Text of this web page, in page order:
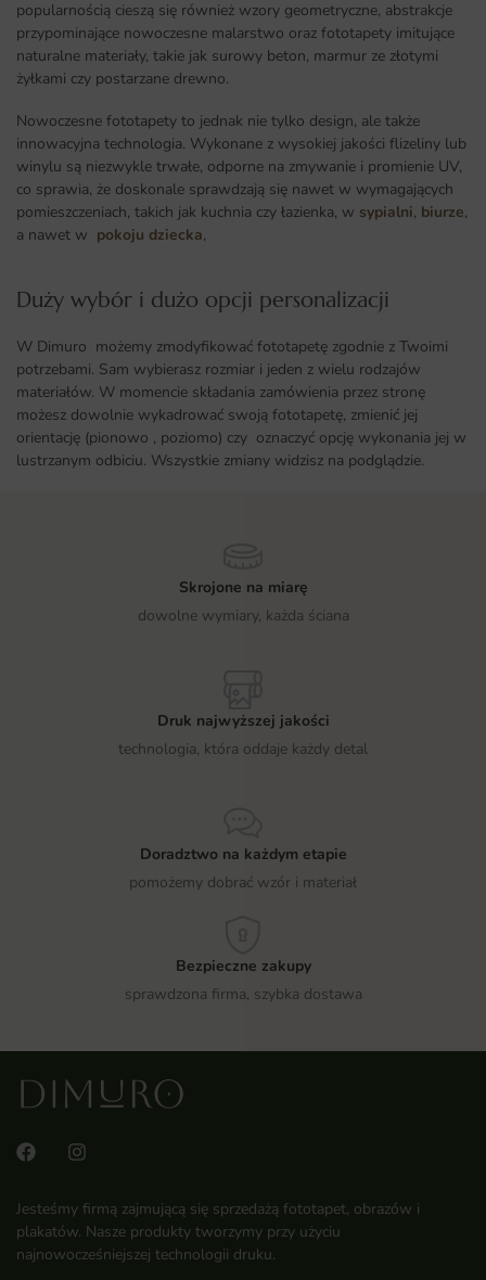
popularnością cieszą się również wzory geometryczne, abstrakcje
przypominające nowoczesne malarstwo oraz fototapety imitujące
naturalne materiały, takie jak surowy beton, marmur ze złotymi
żyłkami czy postarzane drewno.
Nowoczesne fototapety to jednak nie tylko design, ale także
innowacyjna technologia. Wykonane z wysokiej jakości flizeliny lub
winylu są niezwykle trwałe, odporne na zmywanie i promienie UV,
co sprawia, że doskonale sprawdzają się nawet w wymagających
pomieszczeniach, takich jak kuchnia czy łazienka, w sypialni, biurze,
a nawet w pokoju dziecka,
Duży wybór i dużo opcji personalizacji ​
W Dimuro możemy zmodyfikować fototapetę zgodnie z Twoimi
potrzebami. Sam wybierasz rozmiar i jeden z wielu rodzajów
materiałów. W momencie składania zamówienia przez stronę
możesz dowolnie wykadrować swoją fototapetę, zmienić jej
orientację (pionowo , poziomo) czy oznaczyć opcję wykonania jej w
lustrzanym odbiciu. Wszystkie zmiany widzisz na podglądzie.
Skrojone na miarę
dowolne wymiary, każda ściana
Druk najwyższej jakości
technologia, która oddaje każdy detal
Doradztwo na każdym etapie
pomożemy dobrać wzór i materiał
Bezpieczne zakupy
sprawdzona firma, szybka dostawa
Jesteśmy firmą zajmującą się sprzedażą fototapet, obrazów i
plakatów. Nasze produkty tworzymy przy użyciu
najnowocześniejszej technologii druku.